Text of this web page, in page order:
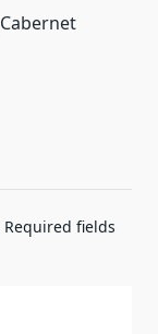
Required fields